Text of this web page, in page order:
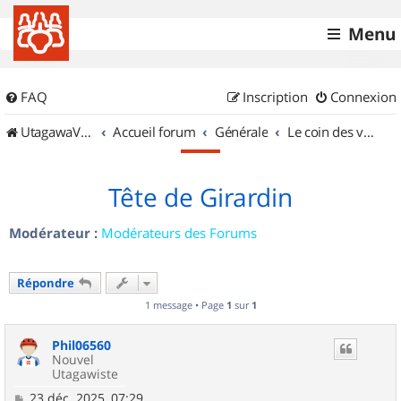
Menu
FAQ Connexion
Inscription
UtagawaVTT (Randos VTT et VTTAE avec traces GPS)
Accueil forum Générale Le coin des vidéastes
Tête de Girardin
Modérateur : Modérateurs des Forums
Répondre
1 message • Page 1 sur 1
Phil06560
Nouvel
Utagawiste
M